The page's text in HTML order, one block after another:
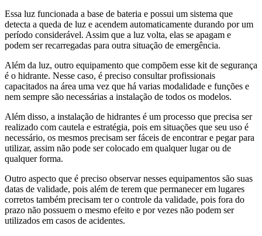
Essa luz funcionada a base de bateria e possui um sistema que
detecta a queda de luz e acendem automaticamente durando por um
período considerável. Assim que a luz volta, elas se apagam e
podem ser recarregadas para outra situação de emergência.
Além da luz, outro equipamento que compõem esse kit de segurança
é o hidrante. Nesse caso, é preciso consultar profissionais
capacitados na área uma vez que há varias modalidade e funções e
nem sempre são necessárias a instalação de todos os modelos.
Além disso, a instalação de hidrantes é um processo que precisa ser
realizado com cautela e estratégia, pois em situações que seu uso é
necessário, os mesmos precisam ser fáceis de encontrar e pegar para
utilizar, assim não pode ser colocado em qualquer lugar ou de
qualquer forma.
Outro aspecto que é preciso observar nesses equipamentos são suas
datas de validade, pois além de terem que permanecer em lugares
corretos também precisam ter o controle da validade, pois fora do
prazo não possuem o mesmo efeito e por vezes não podem ser
utilizados em casos de acidentes.